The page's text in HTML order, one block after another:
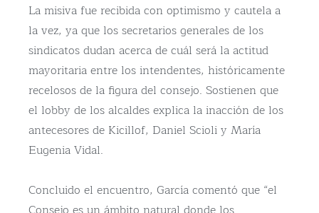
La misiva fue recibida con optimismo y cautela a
la vez, ya que los secretarios generales de los
sindicatos dudan acerca de cuál será la actitud
mayoritaria entre los intendentes, históricamente
recelosos de la figura del consejo. Sostienen que
el lobby de los alcaldes explica la inacción de los
antecesores de Kicillof, Daniel Scioli y María
Eugenia Vidal.
Concluido el encuentro, García comentó que “el